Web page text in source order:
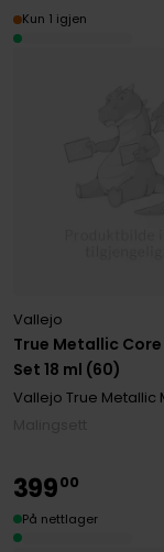
True Metallic
Set 18 ml (60)
Vallejo
Vallejo True Metallic
Kun 1 igjen
39900
På nettlager